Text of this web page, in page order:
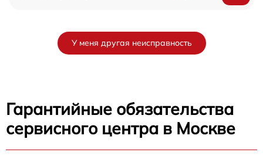
У меня другая неисправность
Гарантийные обязательства
сервисного центра в Москве